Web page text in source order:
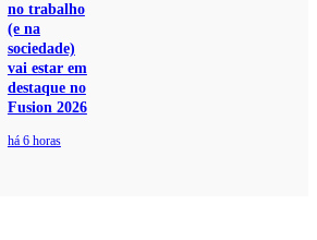
no trabalho
(e na
sociedade)
vai estar em
destaque no
Fusion 2026
há 6 horas